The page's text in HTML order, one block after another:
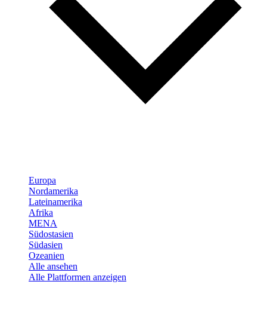
Europa
Nordamerika
Lateinamerika
Afrika
MENA
Südostasien
Südasien
Ozeanien
Alle ansehen
Alle Plattformen anzeigen